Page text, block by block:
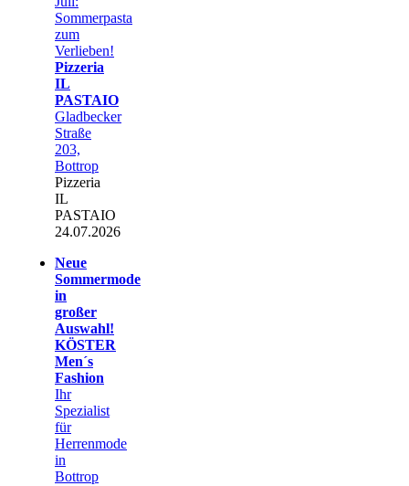
Sommerpasta
zum
Verlieben!
Pizzeria
IL
PASTAIO
Gladbecker
Straße
203,
Bottrop
Pizzeria
IL
PASTAIO
24.07.2026
Neue
Sommermode
in
großer
Auswahl!
KÖSTER
Men´s
Fashion
Ihr
Spezialist
für
Herrenmode
in
Bottrop